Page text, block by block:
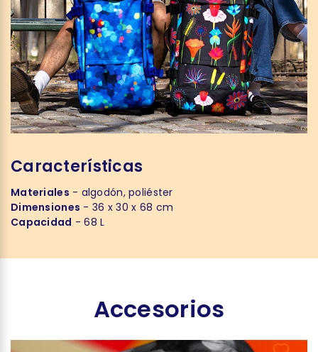
Características
Materiales - algodón, poliéster
Dimensiones - 36 x 30 x 68 cm
Capacidad - 68 L
Accesorios